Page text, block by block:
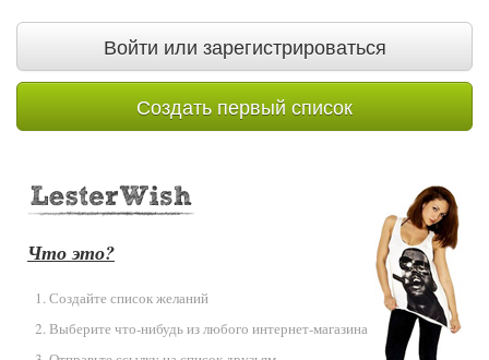
Войти или зарегистрироваться
Создать первый список
Что это?
Создайте список желаний
Выберите что-нибудь из любого интернет-магазина